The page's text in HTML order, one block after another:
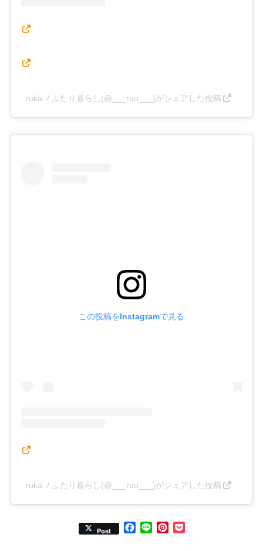
ruka. / ふたり暮らし(@___ruu___)がシェアした投稿
この投稿をInstagramで見る
ruka. / ふたり暮らし(@___ruu___)がシェアした投稿
Post Facebook
Line Pinterest